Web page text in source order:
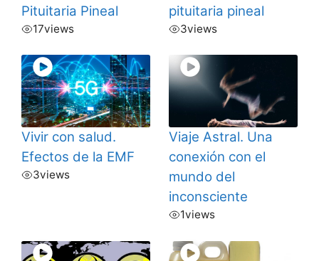
Pituitaria Pineal
17views
pituitaria pineal
3views
Vivir con salud.
Efectos de la EMF
3views
Viaje Astral. Una
conexión con el
mundo del
inconsciente
1views